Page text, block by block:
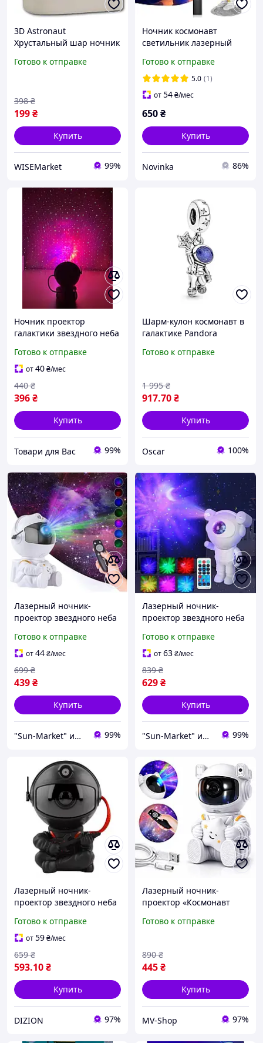
3D Astronaut
Хрустальный шар ночник
декоративная ночная
Готово к отправке
199₴
398 ₴
Купить
WISEMarket 99%
Ночник космонавт
светильник лазерный
Астронавт
Готово к отправке
5.0 (1)
от54₴/мес
650₴
Купить
Novinka 86%
Ночник проектор
галактики звездного неба
Готово к отправке
от40₴/мес
396₴
440 ₴
Купить
Товари для Вас 99%
Шарм-кулон космонавт в
галактике Pandora
Готово к отправке
917.70₴
1 995 ₴
Купить
Oscar 100%
Лазерный ночник-
проектор звездного неба
сидячий на пульте
управления 8 галактик,
белый
Готово к отправке
от44₴/мес
439₴
699 ₴
Купить
"Sun-Market" интернет-магазин 99%
Лазерный ночник-
проектор звездного неба
пульте управления 12
галактик, белый
Готово к отправке
от63₴/мес
629₴
839 ₴
Купить
"Sun-Market" интернет-магазин 99%
Лазерный ночник-
проектор звездного неба
проектор галактики с
пультом Черный цвет
Готово к отправке
от59₴/мес
593.10₴
659 ₴
Купить
DIZION 97%
Лазерный ночник-
проектор «Космонавт
управления
Готово к отправке
445₴
890 ₴
Купить
MV-Shop 97%